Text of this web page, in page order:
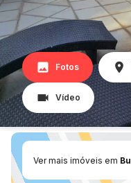
Fotos
Vídeo
Ver mais imóveis em